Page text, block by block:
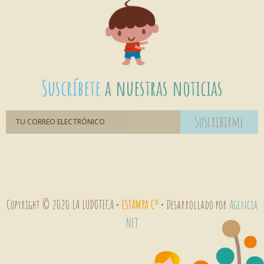
Suscríbetea nuestras noticias
Suscribirme
Copyright © 2020 LA LUDOTECA • ESTAMPA Cº • Desarrollado porAgencia
NET